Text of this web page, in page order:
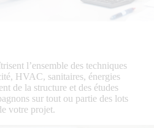
l’ensemble des techniques
HVAC, sanitaires, énergies
de la structure et des études
sur tout ou partie des lots
votre projet.